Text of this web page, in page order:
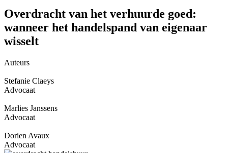
Overdracht van het verhuurde goed:
wanneer het handelspand van eigenaar
wisselt
Auteurs
Stefanie Claeys
Advocaat
Marlies Janssens
Advocaat
Dorien Avaux
Advocaat